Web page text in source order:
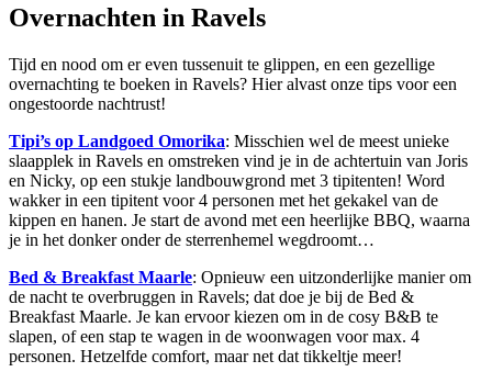
Overnachten in Ravels
Tijd en nood om er even tussenuit te glippen, en een gezellige
overnachting te boeken in Ravels? Hier alvast onze tips voor een
ongestoorde nachtrust!
Tipi’s op Landgoed Omorika: Misschien wel de meest unieke
slaapplek in Ravels en omstreken vind je in de achtertuin van Joris
en Nicky, op een stukje landbouwgrond met 3 tipitenten! Word
wakker in een tipitent voor 4 personen met het gekakel van de
kippen en hanen. Je start de avond met een heerlijke BBQ, waarna
je in het donker onder de sterrenhemel wegdroomt…
Bed & Breakfast Maarle: Opnieuw een uitzonderlijke manier om
de nacht te overbruggen in Ravels; dat doe je bij de Bed &
Breakfast Maarle. Je kan ervoor kiezen om in de cosy B&B te
slapen, of een stap te wagen in de woonwagen voor max. 4
personen. Hetzelfde comfort, maar net dat tikkeltje meer!